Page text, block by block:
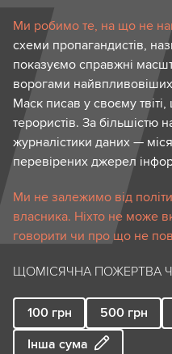
Ми робимо те, на що не
схеми пропагандистів,
показуємо справжні
ворогами
Маск писав у своєму
терористів. За більшістю
журналістики даних —
перевірених джерел
Ми не залежимо від
власника. Ніхто не може
говорити чи про що не
ЩОМІСЯЧНА ПОЖЕРТВА
100 грн 500 грн
Інша сума